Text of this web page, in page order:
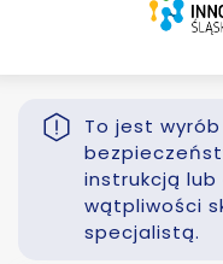
To jest
instrukcją
wątpliwości
specjalistą.